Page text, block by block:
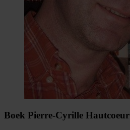
Boek Pierre-Cyrille Hautcoeur